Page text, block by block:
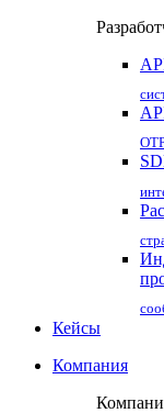
Кейсы
Компания